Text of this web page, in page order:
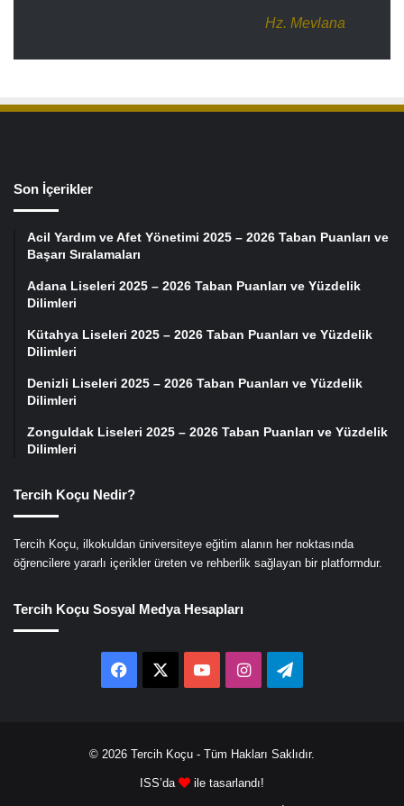
Hz. Mevlana
Son İçerikler
Acil Yardım ve Afet Yönetimi 2025 – 2026 Taban Puanları ve
Başarı Sıralamaları
Adana Liseleri 2025 – 2026 Taban Puanları ve Yüzdelik
Dilimleri
Kütahya Liseleri 2025 – 2026 Taban Puanları ve Yüzdelik
Dilimleri
Denizli Liseleri 2025 – 2026 Taban Puanları ve Yüzdelik
Dilimleri
Zonguldak Liseleri 2025 – 2026 Taban Puanları ve Yüzdelik
Dilimleri
Tercih Koçu Nedir?
Tercih Koçu, ilkokuldan üniversiteye eğitim alanın her noktasında
öğrencilere yararlı içerikler üreten ve rehberlik sağlayan bir platformdur.
Tercih Koçu Sosyal Medya Hesapları
Facebook YouTubeInstagramTelegram
© 2026 Tercih Koçu - Tüm Hakları Saklıdır.
ISS’da ile tasarlandı!